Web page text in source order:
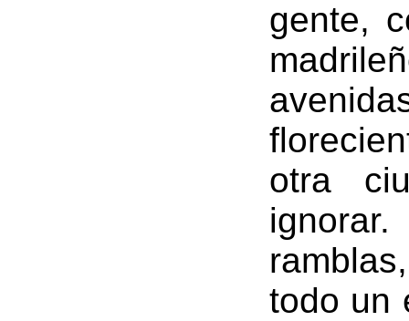
gente,
otra
todo un